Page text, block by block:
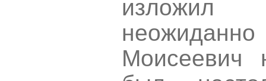
изложил
Моисеевич